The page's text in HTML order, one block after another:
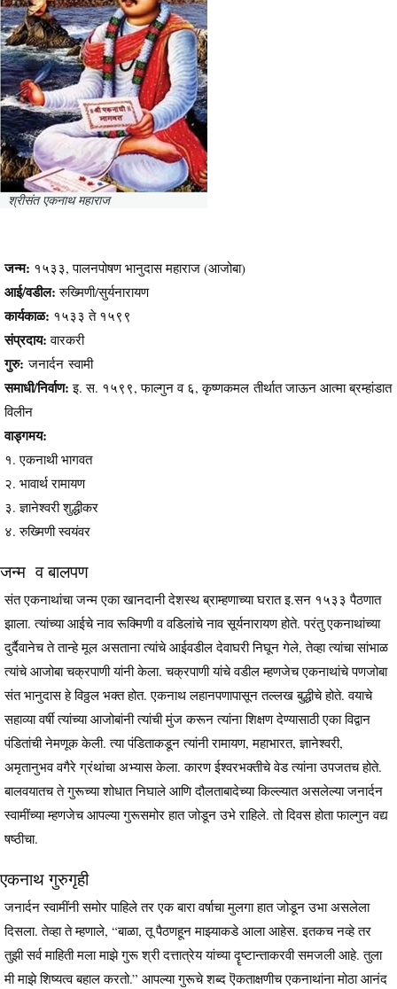
श्रीसंत एकनाथ महाराज
जन्म: १५३३, पालनपोषण भानुदास महाराज (आजोबा)
आई/वडील: रुख्मिणी/सुर्यनारायण
कार्यकाळ: १५३३ ते १५९९
संप्रदाय: वारकरी
गुरु: जनार्दन स्वामी
समाधी/निर्वाण: इ. स. १५९९, फाल्गुन व ६, कृष्णकमल तीर्थात जाऊन आत्मा ब्रम्हांडात
विलीन
वाड्गमय:
१. एकनाथी भागवत
२. भावार्थ रामायण
३. ज्ञानेश्वरी शुद्धीकर
४. रुख्मिणी स्वयंवर
जन्म व बालपण
संत एकनाथांचा जन्म एका खानदानी देशस्थ ब्राम्हणाच्या घरात इ.सन १५३३ पैठणात
झाला. त्यांच्या आईचे नाव रूक्मिणी व वडिलांचे नाव सूर्यनारायण होते. परंतु एकनाथांच्या
दुर्दैवानेच ते तान्हे मूल असताना त्यांचे आईवडील देवाघरी निघून गेले, तेव्हा त्यांचा सांभाळ
त्यांचे आजोबा चक्रपाणी यांनी केला. चक्रपाणी यांचे वडील म्हणजेच एकनाथांचे पणजोबा
संत भानुदास हे विठ्ठल भक्त होत. एकनाथ लहानपणापासून तल्लख बुद्धीचे होते. वयाचे
सहाव्या वर्षी त्यांच्या आजोबांनी त्यांची मुंज करून त्यांना शिक्षण देण्यासाठी एका विद्वान
पंडितांची नेमणूक केली. त्या पंडिताकडून त्यांनी रामायण, महाभारत, ज्ञानेश्वरी,
अमृतानुभव वगैरे ग्रंथांचा अभ्यास केला. कारण ईश्वरभक्तीचे वेड त्यांना उपजतच होते.
बालवयातच ते गुरूच्या शोधात निघाले आणि दौलताबादेच्या किल्ल्यात असलेल्या जनार्दन
स्वामींच्या म्हणजेच आपल्या गुरूसमोर हात जोडून उभे राहिले. तो दिवस होता फाल्गुन वद्य
षष्ठीचा.
एकनाथ गुरुगृही
जनार्दन स्वामींनी समोर पाहिले तर एक बारा वर्षाचा मुलगा हात जोडून उभा असलेला
दिसला. तेव्हा ते म्हणाले, “बाळा, तू पैठणहून माझ्याकडे आला आहेस. इतकच नव्हे तर
तुझी सर्व माहिती मला माझे गुरू श्री दत्तात्रेय यांच्या दॄष्टान्ताकरवी समजली आहे. तुला
मी माझे शिष्यत्व बहाल करतो.” आपल्या गुरूचे शब्द ऎकताक्षणीच एकनाथांना मोठा आनंद